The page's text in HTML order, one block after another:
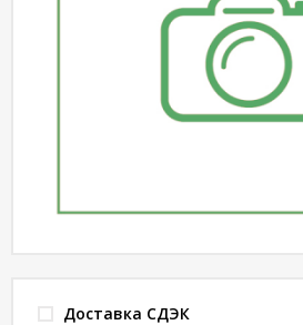
Доставка СДЭК